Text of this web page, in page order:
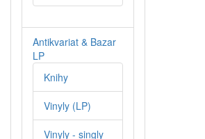
Antikvariat & Bazar
LP
Knihy
Vinyly (LP)
Vinyly - singly